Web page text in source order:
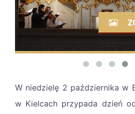
W niedzielę 2 października w
w Kielcach przypada dzień